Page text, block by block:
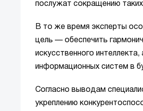
послужат сокращению
В то же время эксперты
цель — обеспечить
искусственного
информационных систем в
Согласно выводам
укреплению